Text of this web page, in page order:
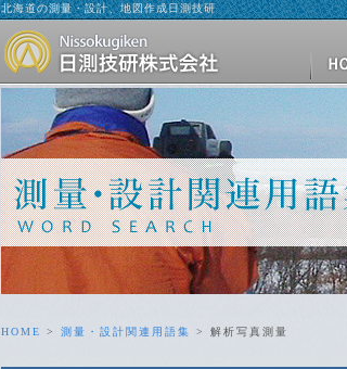
北海道の測量・設計、地図作成日測技研
HOME > 測量・設計関連用語集 > 解析写真測量